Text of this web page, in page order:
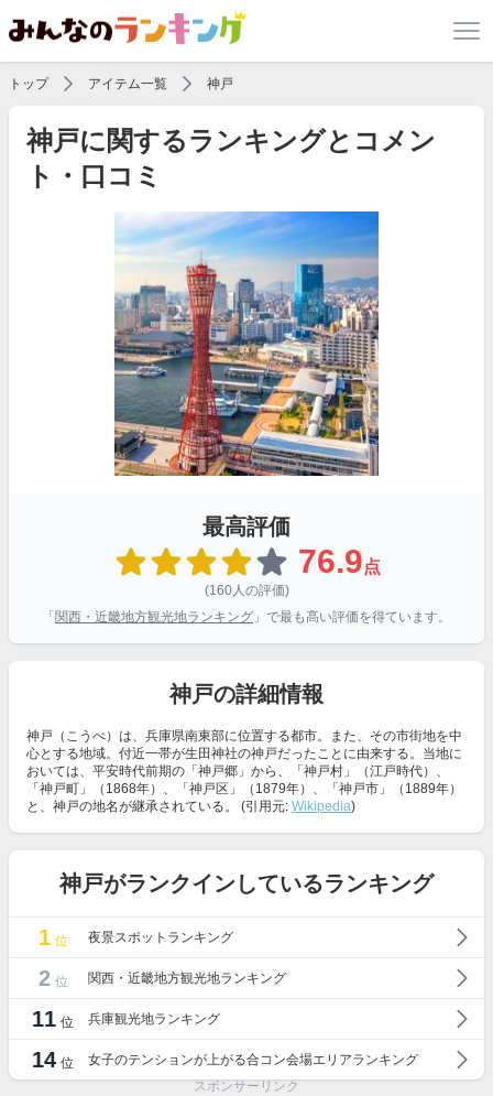
トップ アイテム一覧 神戸
神戸に関するランキングとコメン
ト・口コミ
最高評価
76.9点
(160人の評価)
「 関西・近畿地方観光地ランキング 」で最も高い評価を得ています。
神戸の詳細情報
神戸（こうべ）は、兵庫県南東部に位置する都市。また、その市街地を中
心とする地域。付近一帯が生田神社の神戸だったことに由来する。当地に
おいては、平安時代前期の「神戸郷」から、「神戸村」（江戸時代）、
「神戸町」（1868年）、「神戸区」（1879年）、「神戸市」（1889年）
と、神戸の地名が継承されている。 (引用元: Wikipedia)
神戸がランクインしているランキング
1 位 夜景スポットランキング
2 位 関西・近畿地方観光地ランキング
11 位 兵庫観光地ランキング
14 位
女子のテンションが上がる合コン会場エリアランキング
スポンサーリンク